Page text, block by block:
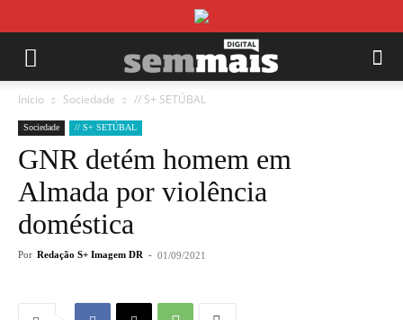
Início Sociedade // S+ SETÚBAL
Sociedade // S+ SETÚBAL
GNR detém homem em
Almada por violência
doméstica
Por Redação S+ Imagem DR - 01/09/2021